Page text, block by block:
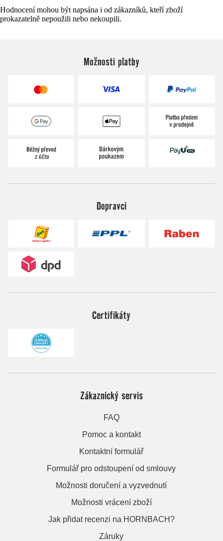
Hodnocení mohou být napsána i od zákazníků, kteří zboží
prokazatelně nepoužili nebo nekoupili.
Možnosti platby
Dopravci
Certifikáty
Zákaznický servis
FAQ
Pomoc a kontakt
Kontaktní formulář
Formulář pro odstoupení od smlouvy
Možnosti doručení a vyzvednutí
Možnosti vrácení zboží
Jak přidat recenzi na HORNBACH?
Záruky